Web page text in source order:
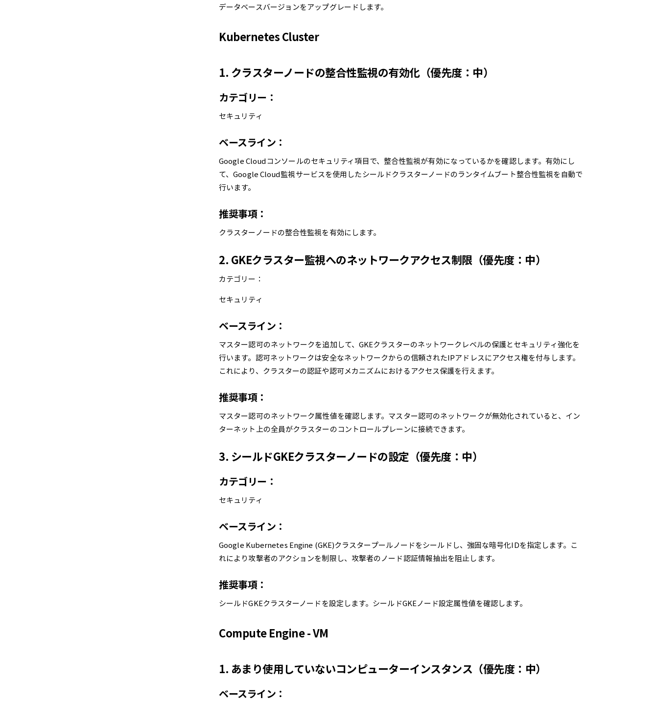
データベースバージョンをアップグレードします。
Kubernetes Cluster
1. クラスターノードの整合性監視の有効化（優先度：中）
カテゴリー：
セキュリティ
ベースライン：
Google Cloudコンソールのセキュリティ項目で、整合性監視が有効になっているかを確認します。有効にし
て、Google Cloud監視サービスを使用したシールドクラスターノードのランタイムブート整合性監視を自動で
行います。
推奨事項：
クラスターノードの整合性監視を有効にします。
2. GKEクラスター監視へのネットワークアクセス制限（優先度：中）
カテゴリー：
セキュリティ
ベースライン：
マスター認可のネットワークを追加して、GKEクラスターのネットワークレベルの保護とセキュリティ強化を
行います。認可ネットワークは安全なネットワークからの信頼されたIPアドレスにアクセス権を付与します。
これにより、クラスターの認証や認可メカニズムにおけるアクセス保護を行えます。
推奨事項：
マスター認可のネットワーク属性値を確認します。マスター認可のネットワークが無効化されていると、イン
ターネット上の全員がクラスターのコントロールプレーンに接続できます。
3. シールドGKEクラスターノードの設定（優先度：中）
カテゴリー：
セキュリティ
ベースライン：
Google Kubernetes Engine (GKE)クラスタープールノードをシールドし、強固な暗号化IDを指定します。こ
れにより攻撃者のアクションを制限し、攻撃者のノード認証情報抽出を阻止します。
推奨事項：
シールドGKEクラスターノードを設定します。シールドGKEノード設定属性値を確認します。
Compute Engine - VM
1. あまり使用していないコンピューターインスタンス（優先度：中）
ベースライン：